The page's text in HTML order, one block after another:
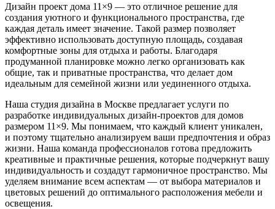
Дизайн проект дома 11×9 — это отличное решение для
создания уютного и функционального пространства, где
каждая деталь имеет значение. Такой размер позволяет
эффективно использовать доступную площадь, создавая
комфортные зоны для отдыха и работы. Благодаря
продуманной планировке можно легко организовать как
общие, так и приватные пространства, что делает дом
идеальным для семейной жизни или уединенного отдыха.
Наша студия дизайна в Москве предлагает услуги по
разработке индивидуальных дизайн-проектов для домов
размером 11×9. Мы понимаем, что каждый клиент уникален,
и поэтому тщательно анализируем ваши предпочтения и образ
жизни. Наша команда профессионалов готова предложить
креативные и практичные решения, которые подчеркнут вашу
индивидуальность и создадут гармоничное пространство. Мы
уделяем внимание всем аспектам — от выбора материалов и
цветовых решений до оптимального расположения мебели и
освещения.